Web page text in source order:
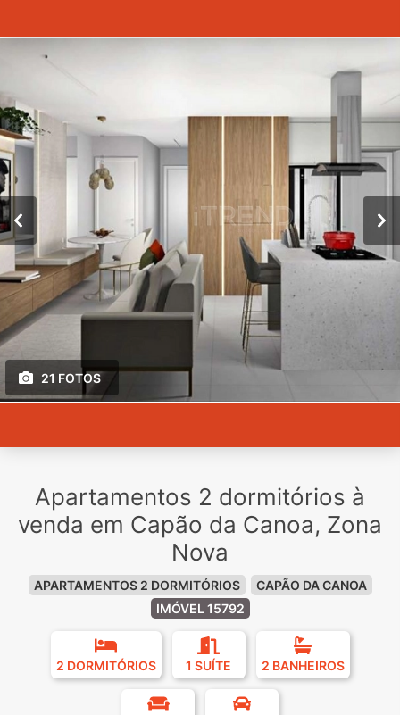
21 FOTOS
Apartamentos 2 dormitórios à
venda em Capão da Canoa, Zona
Nova
APARTAMENTOS 2 DORMITÓRIOS
CAPÃO DA CANOA
IMÓVEL 15792
2 DORMITÓRIOS 1 SUÍTE 2 BANHEIROS